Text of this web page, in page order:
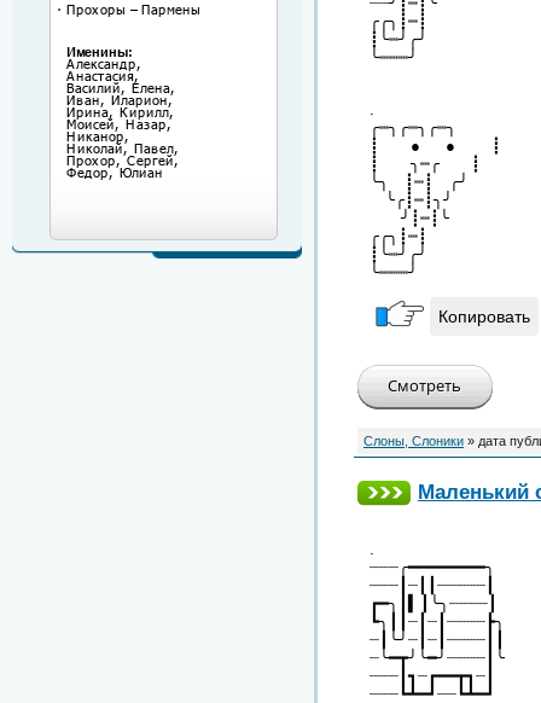
╭╭╮┋┉┋
┋╰┉╯╭╯
╰┉┉┉╯
.
╭┉╮╭┉╮╭┉╮
┋ ● ● ┋
┋ ╮┉╭ ┋
╰╮ ┋┉┋ ╭╯
╰╭┋┉┋╮╯
╯┋┉┋╰
╭╭╮┋┉┋
┋╰┉╯╭╯
╰┉┉┉╯
Копировать
Слоны, Слоники » дата
Маленький
┈┈┈╭━━━━━━━━╮
┈┈┈┃┈┃┃┈┈┈┈┈┃
┏━╮┃▍┃╰╮┈┈┈┈┃
┗╮┃┃┈┃┈┃┈┈┈┈┣╮
┈┃╰╯┈┃┈┃┈┈┈┈┃┃
┈╰━┳╯╰━╯┈┈┈┈┃╰
┈┈┈┃┓┈┏━━┳┓┈┃
┈┈┈┗┻━┛┈┈┗┻━┛